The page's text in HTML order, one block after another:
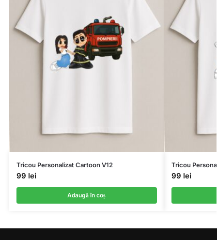
Tricou Personalizat Cartoon V12
99 lei
Adaugă în coș
Tricou
99 lei